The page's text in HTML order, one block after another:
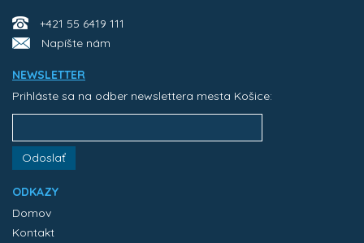
+421 55 6419 111
Napíšte nám
NEWSLETTER
Prihláste sa na odber newslettera mesta Košice:
Odoslať
ODKAZY
Domov
Kontakt